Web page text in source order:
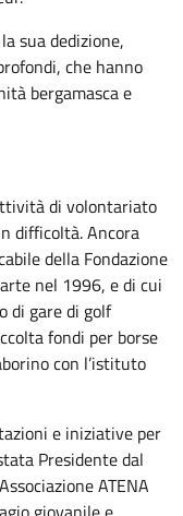
sua dedizione,
che hanno
bergamasca e
di volontariato
difficoltà. Ancora
della Fondazione
nel 1996, e di cui
di gare di golf
fondi per borse
con l’istituto
e iniziative per
Presidente dal
ATENA